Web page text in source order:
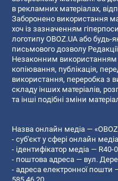
в рекламних матеріалах,
Заборонено використання
хоч із зазначенням
логотипу OBOZ.UA або будь-
письмового дозволу
Незаконним використанням
копiювання, публiкацiя,
використання, переробка з
складу інших матеріалів,
та інші подібні зміни
Назва онлайн медіа —
- суб'єкт у сфері онлайн
- ідентифікатор медіа — R40-
- поштова адреса — вул.
- адреса електронної пошти